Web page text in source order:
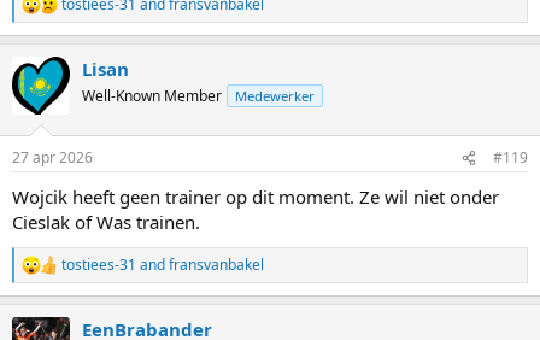
R
e
c
t
i
s
Lisan
Well-Known Member Medewerker
27 apr 2026 #119
Wojcik heeft geen trainer op dit moment. Ze wil niet onder
Cieslak of Was trainen.
R
e
c
tostiees-31 andfransvanbakel
EenBrabander